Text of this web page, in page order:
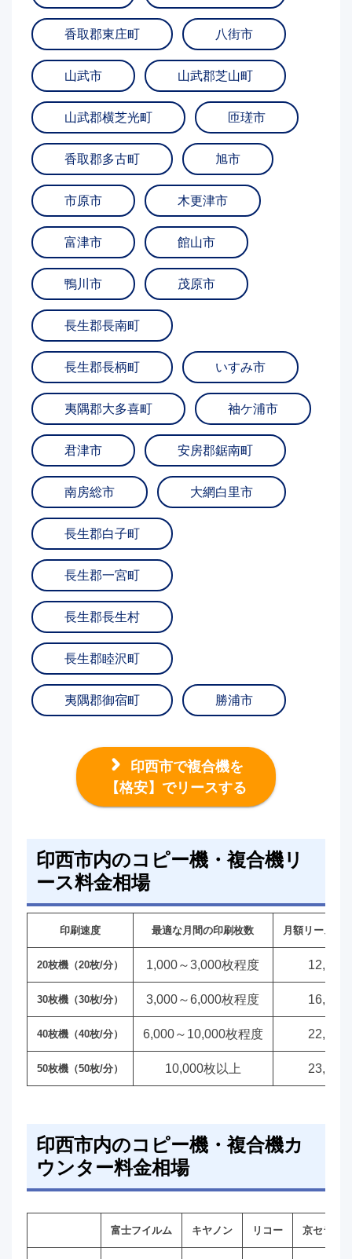
香取郡東庄町 八街市
山武市 山武郡芝山町
山武郡横芝光町 匝瑳市
香取郡多古町 旭市
市原市 木更津市
富津市 館山市
鴨川市 茂原市
長生郡長南町
長生郡長柄町 いすみ市
夷隅郡大多喜町 袖ケ浦市
君津市 安房郡鋸南町
南房総市 大網白里市
長生郡白子町
長生郡一宮町
長生郡長生村
長生郡睦沢町
夷隅郡御宿町 勝浦市
印西市で複合機を
【格安】でリースする
印西市内のコピー機・複合機リ
ース料金相場
印刷速度 最適な月間の印刷枚数 月額リース料
20枚機（20枚/分） 1,000～3,000枚程度 12,000
30枚機（30枚/分） 3,000～6,000枚程度 16,000
40枚機（40枚/分） 6,000～10,000枚程度 22,000
50枚機（50枚/分） 10,000枚以上 23,000
印西市内のコピー機・複合機カ
ウンター料金相場
富士フイルム キヤノン リコー 京セラ